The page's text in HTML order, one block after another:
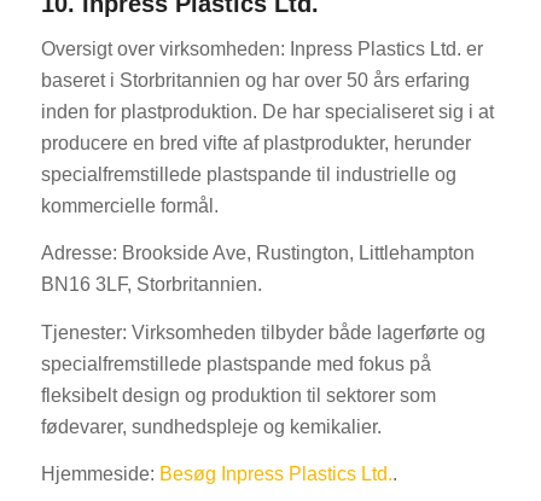
Oversigt over virksomheden: Inpress Plastics Ltd. er
baseret i Storbritannien og har over 50 års erfaring
inden for plastproduktion. De har specialiseret sig i at
producere en bred vifte af plastprodukter, herunder
specialfremstillede plastspande til industrielle og
kommercielle formål.
Adresse: Brookside Ave, Rustington, Littlehampton
BN16 3LF, Storbritannien.
Tjenester: Virksomheden tilbyder både lagerførte og
specialfremstillede plastspande med fokus på
fleksibelt design og produktion til sektorer som
fødevarer, sundhedspleje og kemikalier.
Hjemmeside: Besøg Inpress Plastics Ltd..